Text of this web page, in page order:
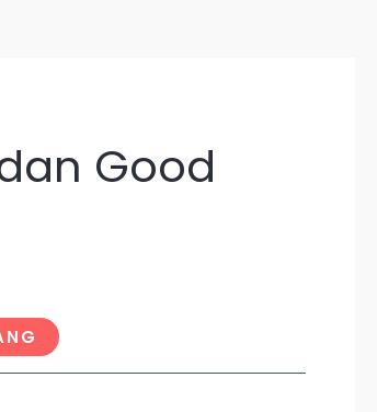
Good